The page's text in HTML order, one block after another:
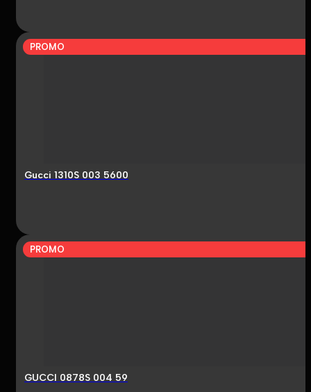
PROMO
Gucci 1310S 003 5600
PROMO
GUCCI 0878S 004 59